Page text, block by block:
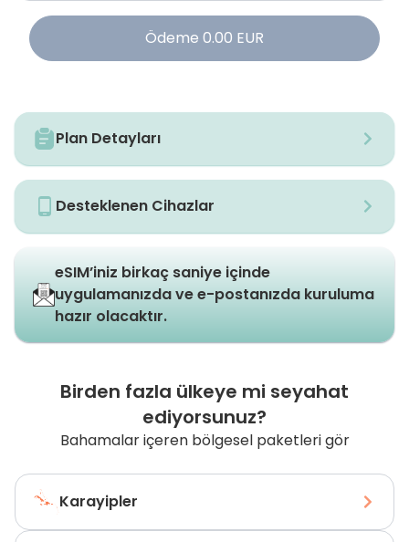
Ödeme 0.00 EUR
Plan Detayları
Desteklenen Cihazlar
eSIM’iniz birkaç saniye içinde
uygulamanızda ve e-postanızda kuruluma
hazır olacaktır.
Birden fazla ülkeye mi seyahat
ediyorsunuz?
Bahamalar içeren bölgesel paketleri gör
Karayipler